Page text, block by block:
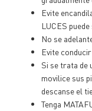
Evite
LUCES
No se
Evite conducir
Si se trata de
movilice sus
descanse el
Tenga